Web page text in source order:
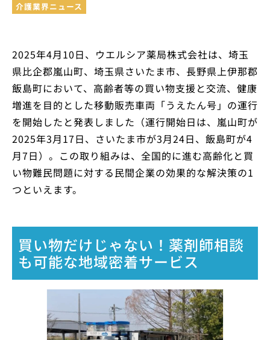
介護業界ニュース
2025年4月10日、ウエルシア薬局株式会社は、埼玉
県比企郡嵐山町、埼玉県さいたま市、長野県上伊那郡
飯島町において、高齢者等の買い物支援と交流、健康
増進を目的とした移動販売車両「うえたん号」の運行
を開始したと発表しました（運行開始日は、嵐山町が
2025年3月17日、さいたま市が3月24日、飯島町が4
月7日）。この取り組みは、全国的に進む高齢化と買
い物難民問題に対する民間企業の効果的な解決策の1
つといえます。
買い物だけじゃない！薬剤師相談
も可能な地域密着サービス